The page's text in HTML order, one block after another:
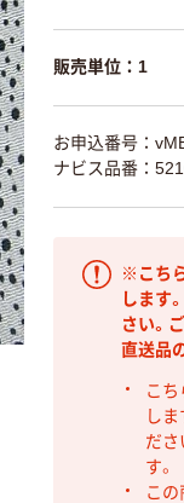
販売単位：1
お申込番号：
ナビス品番：
※こち
します
さい。
直送品
こち
し
ださ
す。
この